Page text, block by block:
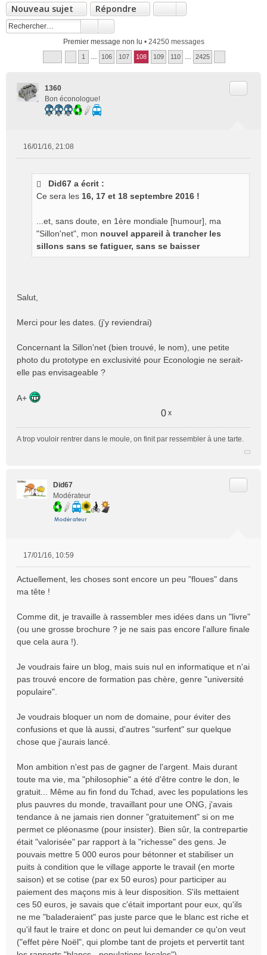
Nouveau sujet Répondre
Premier message non lu • 24250 messages
1 106 107 108 109 110 2425
1360
Bon éconologue!
16/01/16, 21:08
Did67 a écrit :
Ce sera les 16, 17 et 18 septembre 2016 !
...et, sans doute, en 1ère mondiale [humour], ma
"Sillon'net", mon nouvel appareil à trancher les
sillons sans se fatiguer, sans se baisser
Salut,
Merci pour les dates. (j'y reviendrai)
Concernant la Sillon'net (bien trouvé, le nom), une petite
photo du prototype en exclusivité pour Econologie ne serait-
elle pas envisageable ?
A+
0 x
A trop vouloir rentrer dans le moule, on finit par ressembler à une tarte.
Did67
Modérateur
s
s
g
e
l
u
17/01/16, 10:59
Actuellement, les choses sont encore un peu "floues" dans
ma tête !
Comme dit, je travaille à rassembler mes idées dans un "livre"
(ou une grosse brochure ? je ne sais pas encore l'allure finale
que cela aura !).
Je voudrais faire un blog, mais suis nul en informatique et n'ai
pas trouvé encore de formation pas chère, genre "université
populaire".
Je voudrais bloquer un nom de domaine, pour éviter des
confusions et que là aussi, d'autres "surfent" sur quelque
chose que j'aurais lancé.
Mon ambition n'est pas de gagner de l'argent. Mais durant
toute ma vie, ma "philosophie" a été d'être contre le don, le
gratuit... Même au fin fond du Tchad, avec les populations les
plus pauvres du monde, travaillant pour une ONG, j'avais
tendance à ne jamais rien donner "gratuitement" si on me
permet ce pléonasme (pour insister). Bien sûr, la contrepartie
était "valorisée" par rapport à la "richesse" des gens. Je
pouvais mettre 5 000 euros pour bétonner et stabiliser un
puits à condition que le village apporte le travail (en morte
saison) et se cotise (par ex 50 euros) pour participer au
paiement des maçons mis à leur disposition. S'ils mettaient
ces 50 euros, je savais que c'était important pour eux, qu'ils
ne me "baladeraient" pas juste parce que le blanc est riche et
qu'il faut le traire et donc on peut lui demander ce qu'on veut
("effet père Noël", qui plombe tant de projets et pervertit tant